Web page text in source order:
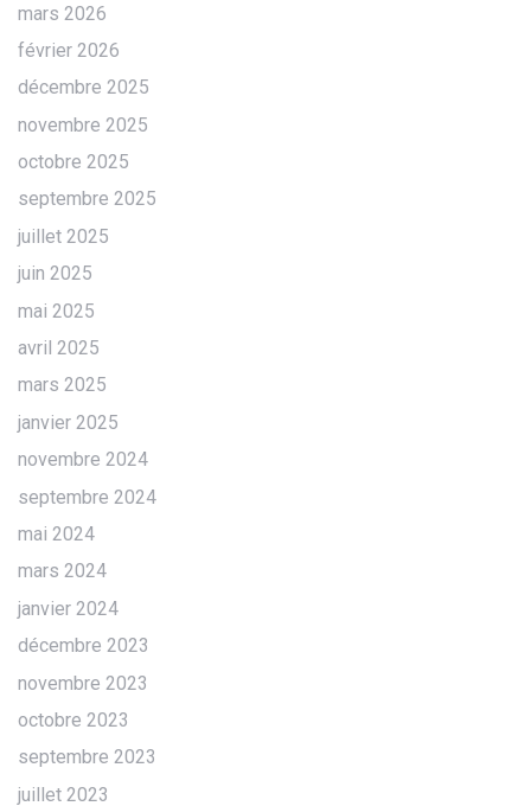
mars 2026
février 2026
décembre 2025
novembre 2025
octobre 2025
septembre 2025
juillet 2025
juin 2025
mai 2025
avril 2025
mars 2025
janvier 2025
novembre 2024
septembre 2024
mai 2024
mars 2024
janvier 2024
décembre 2023
novembre 2023
octobre 2023
septembre 2023
juillet 2023